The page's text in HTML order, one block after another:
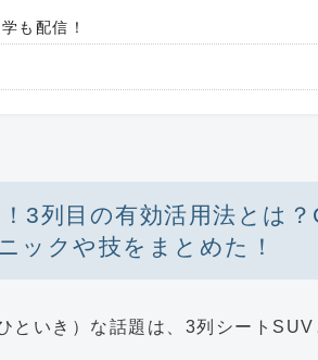
も配信！
3列目の有効活用法とは
ックや技をまとめた！
といき）な話題は、3列シートSUV